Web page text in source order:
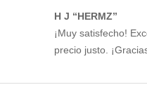
H J “HERMZ”
¡Muy satisfecho!
precio justo.